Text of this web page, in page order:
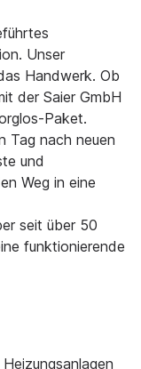
Unser
Handwerk. Ob
der Saier GmbH
Paket.
Tag nach neuen
und
Weg in eine
seit über 50
funktionierende